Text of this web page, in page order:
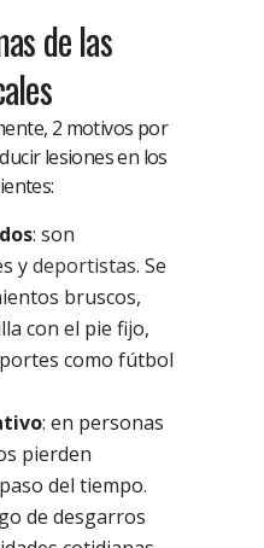
de las
2 motivos por
lesiones en los
: son
ydeportistas. Se
bruscos,
con el pie fijo,
como fútbol
: en personas
pierden
del tiempo.
de desgarros